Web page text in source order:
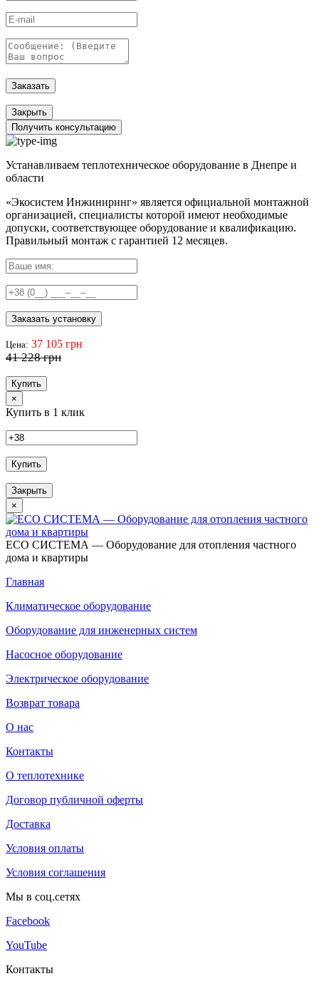
Заказать
Закрыть
Получить консультацию
Устанавливаем теплотехническое оборудование в Днепре и
области
«Экосистем Инжиниринг» является официальной монтажной
организацией, специалисты которой имеют необходимые
допуски, соответствующее оборудование и квалификацию.
Правильный монтаж с гарантией 12 месяцев.
Заказать установку
Цена: 37 105 грн
41 228 грн
Купить
×
Купить в 1 клик
Купить
Закрыть
×
ECO СИСТЕМА — Оборудование для отопления частного
дома и квартиры
Главная
Климатическое оборудование
Оборудование для инженерных систем
Насосное оборудование
Электрическое оборудование
Возврат товара
О нас
Контакты
О теплотехнике
Договор публичной оферты
Доставка
Условия оплаты
Условия соглашения
Мы в соц.сетях
Facebook
YouTube
Контакты